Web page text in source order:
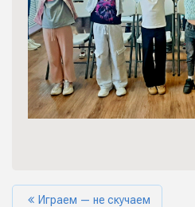
Играем — не скучаем